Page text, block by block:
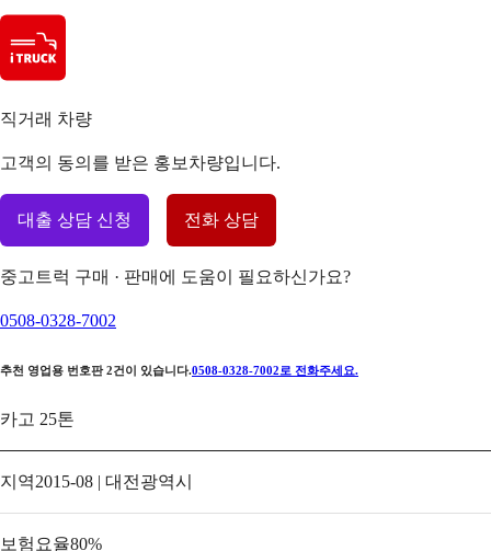
직거래 차량
고객의 동의를 받은 홍보차량입니다.
대출 상담 신청 전화 상담
중고트럭 구매 · 판매에 도움이 필요하신가요?
0508-0328-7002
추천 영업용 번호판 2건이 있습니다.0508-0328-7002 로 전화주세요.
카고 25톤
지역2015-08 | 대전광역시
보험요율80%